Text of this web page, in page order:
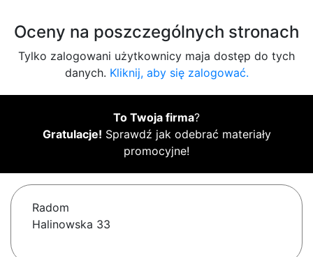
Oceny na poszczególnych stronach
Tylko zalogowani użytkownicy maja dostęp do tych
danych. Kliknij, aby się zalogować.
To Twoja firma?
Gratulacje! Sprawdź jak odebrać materiały
promocyjne!
Radom
Halinowska 33